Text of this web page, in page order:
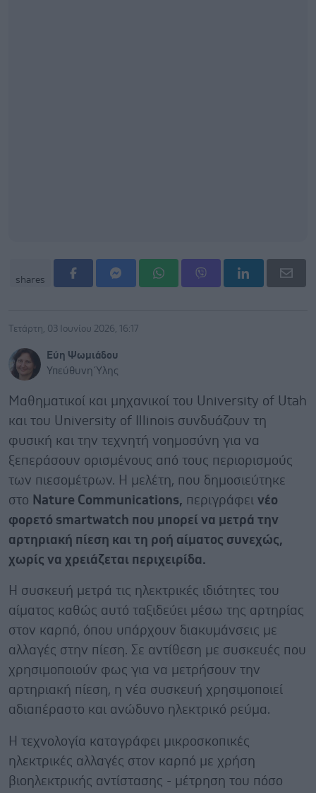
shares
Τετάρτη, 03 Ιουνίου 2026, 16:17
Εύη Ψωμιάδου
Υπεύθυνη Ύλης
Μαθηματικοί και μηχανικοί του University of Utah
και του University of Illinois συνδυάζουν τη
φυσική και την τεχνητή νοημοσύνη για να
ξεπεράσουν ορισμένους από τους περιορισμούς
των πιεσομέτρων. Η μελέτη, που δημοσιεύτηκε
στο Nature Communications, περιγράφει νέο
φορετό smartwatch που μπορεί να μετρά την
αρτηριακή πίεση και τη ροή αίματος συνεχώς,
χωρίς να χρειάζεται περιχειρίδα.
Η συσκευή μετρά τις ηλεκτρικές ιδιότητες του
αίματος καθώς αυτό ταξιδεύει μέσω της αρτηρίας
στον καρπό, όπου υπάρχουν διακυμάνσεις με
αλλαγές στην πίεση. Σε αντίθεση με συσκευές που
χρησιμοποιούν φως για να μετρήσουν την
αρτηριακή πίεση, η νέα συσκευή χρησιμοποιεί
αδιαπέραστο και ανώδυνο ηλεκτρικό ρεύμα.
Η τεχνολογία καταγράφει μικροσκοπικές
ηλεκτρικές αλλαγές στον καρπό με χρήση
βιοηλεκτρικής αντίστασης - μέτρηση του πόσο